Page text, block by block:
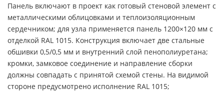
Панель включают в проект как готовый стеновой элемент с
металлическими облицовками и теплоизоляционным
сердечником; для узла применяется панель 1200×120 мм с
отделкой RAL 1015. Конструкция включает две стальные
обшивки 0,5/0,5 мм и внутренний слой пенополиуретана;
кромки, замковое соединение и направление сборки
должны совпадать с принятой схемой стены. На видимой
стороне предусмотрено исполнение RAL 1015;